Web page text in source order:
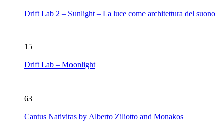
Drift Lab 2 – Sunlight – La luce come architettura del suono
15
Drift Lab – Moonlight
63
Cantus Nativitas by Alberto Ziliotto and Monakos